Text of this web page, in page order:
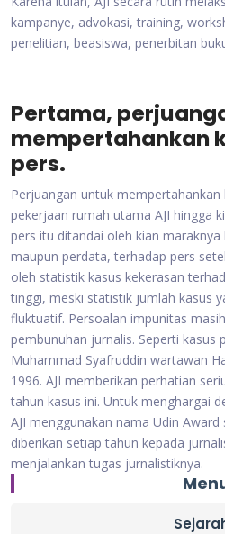
kampanye, advokasi, training,
penelitian, beasiswa, penerbitan
Pertama,
mempertahankan
pers.
Perjuangan untuk
pekerjaan rumah utama AJI hingga
pers itu ditandai oleh kian
maupun perdata, terhadap pers
oleh statistik kasus kekerasan
tinggi, meski statistik jumlah kasus
fluktuatif. Persoalan impunitas
pembunuhan jurnalis. Seperti kasus
Muhammad Syafruddin wartawan
1996. AJI memberikan perhatian
tahun kasus ini. Untuk menghargai
AJI menggunakan nama Udin
diberikan setiap tahun kepada
menjalankan tugas jurnalistiknya.